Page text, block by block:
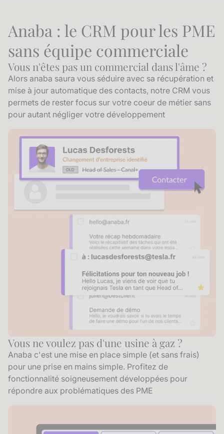
Anaba : le CRM pour les PME
sans équipe commerciale
Vous n'êtes pas un commercial dans l'âme ?
Alors anaba saura vous séduire avec sa récupération et
mise à jour automatique des contacts, notre CRM vous
permets de rester focus sur votre coeur de métier sans
pour autant négliger votre développement
Vous ne voulez pas d'une usine à gaz ?
Anaba c'est une mise en place simple (et sans frais)
pour une prise en mains simple. Profitez de
fonctionnalité soigneusement développées pour
répondre aux problématiques des PME